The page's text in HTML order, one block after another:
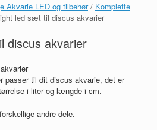
Akvarie LED og tilbehør/ Komplette
led sæt til discus akvarier
discus akvarier
til dit discus akvarie, det er
i liter og længde i cm.
andre dele.